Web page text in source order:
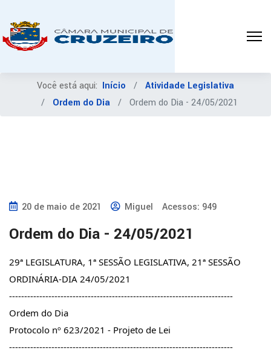
Você está aqui: Início
Atividade Legislativa
Ordem do Dia
Ordem do Dia - 24/05/2021
20 de maio de 2021 Miguel Acessos: 949
Ordem do Dia - 24/05/2021
29ª LEGISLATURA, 1ª SESSÃO LEGISLATIVA, 21ª SESSÃO
ORDINÁRIA-DIA 24/05/2021
--------------------------------------------------------------------------
Ordem do Dia
Protocolo nº 623/2021 - Projeto de Lei
--------------------------------------------------------------------------